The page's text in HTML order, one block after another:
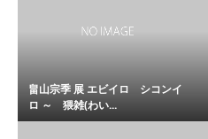
畠山宗季 展 エビイロ シコンイ
ロ ～ 猥雑(わい...